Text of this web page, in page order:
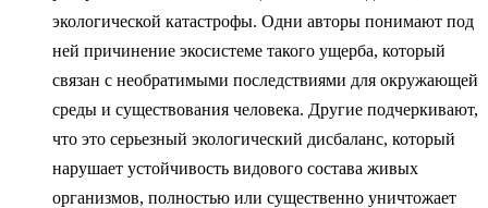
экологической катастрофы. Одни авторы понимают под
ней причине­ние экосистеме такого ущерба, который
связан с необратимыми послед­ствиями для окружающей
среды и существования человека. Другие под­черкивают,
что это серьезный экологический дисбаланс, который
нару­шает устойчивость видового состава живых
организмов, полностью или существенно уничтожает